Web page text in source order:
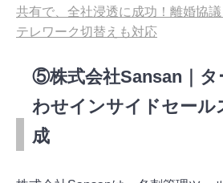
共有で、全社浸透に成功！離婚協
テレワーク切替えも対応
⑤株式会社Sansan｜タ
わせインサイドセール
成